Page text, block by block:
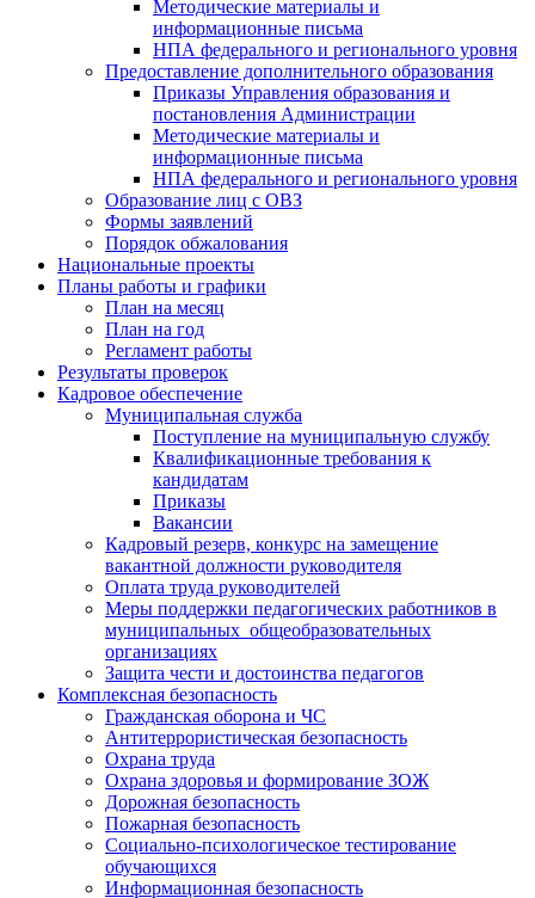
Методические материалы и
информационные письма
НПА федерального и регионального уровня
Предоставление дополнительного образования
Приказы Управления образования и
постановления Администрации
Методические материалы и
информационные письма
НПА федерального и регионального уровня
Образование лиц с ОВЗ
Формы заявлений
Порядок обжалования
Национальные проекты
Планы работы и графики
План на месяц
План на год
Регламент работы
Результаты проверок
Кадровое обеспечение
Муниципальная служба
Поступление на муниципальную службу
Квалификационные требования к
кандидатам
Приказы
Вакансии
Кадровый резерв, конкурс на замещение
вакантной должности руководителя
Оплата труда руководителей
Меры поддержки педагогических работников в
муниципальных общеобразовательных
организациях
Защита чести и достоинства педагогов
Комплексная безопасность
Гражданская оборона и ЧС
Антитеррористическая безопасность
Охрана труда
Охрана здоровья и формирование ЗОЖ
Дорожная безопасность
Пожарная безопасность
Социально-психологическое тестирование
обучающихся
Информационная безопасность